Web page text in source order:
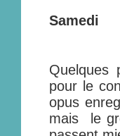
Samedi
Quelques
pour le
opus
mais le